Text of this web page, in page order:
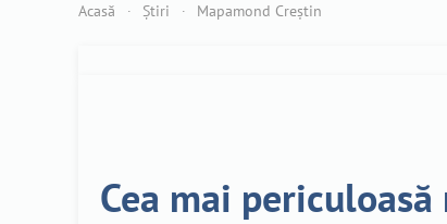
Acasă Știri Mapamond Creștin
Cea mai